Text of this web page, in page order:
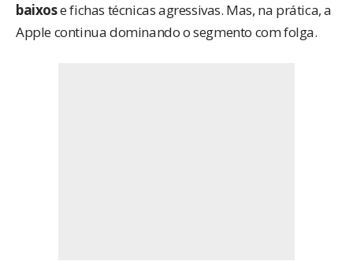
baixose fichas técnicas agressivas. Mas, na prática, a
Apple continua dominando o segmento com folga.